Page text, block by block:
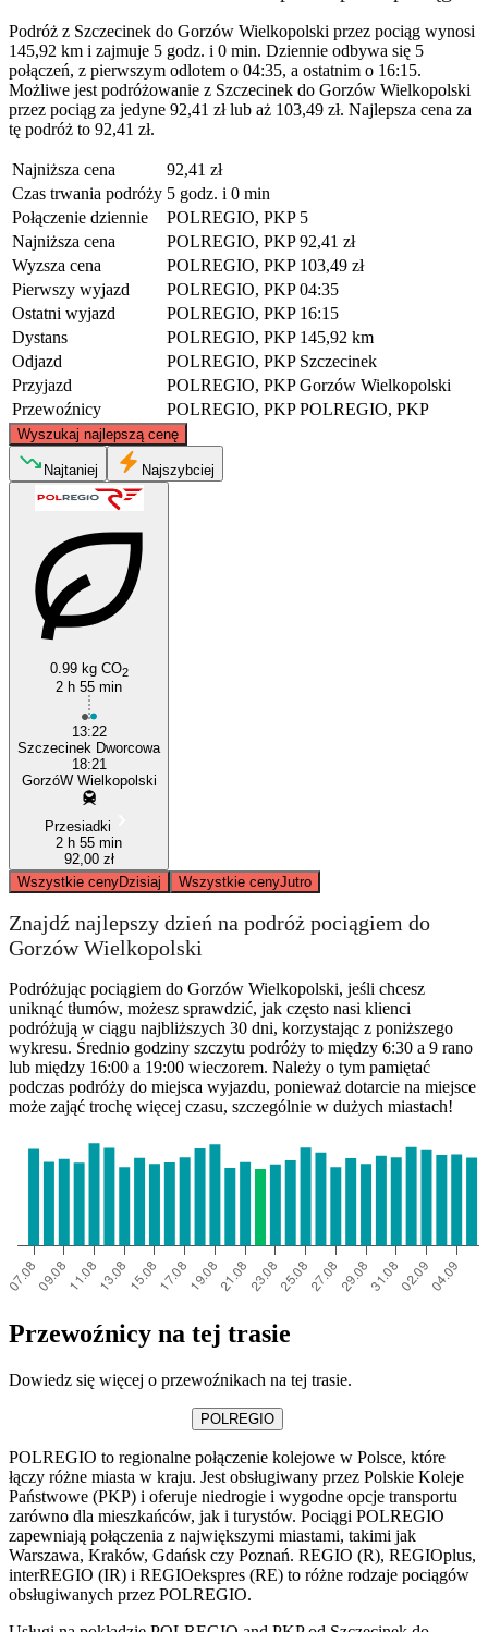
Podróż z Szczecinek do Gorzów Wielkopolski przez pociąg wynosi
145,92 km i zajmuje 5 godz. i 0 min. Dziennie odbywa się 5
połączeń, z pierwszym odlotem o 04:35, a ostatnim o 16:15.
Możliwe jest podróżowanie z Szczecinek do Gorzów Wielkopolski
przez pociąg za jedyne 92,41 zł lub aż 103,49 zł. Najlepsza cena za
tę podróż to 92,41 zł.
Najniższa cena
92,41 zł
Czas trwania podróży 5 godz. i 0 min
Połączenie dziennie
POLREGIO, PKP 5
Najniższa cena
POLREGIO, PKP 92,41 zł
Wyzsza cena
POLREGIO, PKP 103,49 zł
Pierwszy wyjazd
POLREGIO, PKP 04:35
Ostatni wyjazd
POLREGIO, PKP 16:15
Dystans
POLREGIO, PKP 145,92 km
Odjazd
POLREGIO, PKP Szczecinek
Przyjazd
POLREGIO, PKP Gorzów Wielkopolski
Przewoźnicy
POLREGIO, PKP POLREGIO, PKP
Wyszukaj najlepszą cenę
Gorzów Wielkopolski
© CARTO , ©OpenStreetMapcontributors
Najtaniej Najszybciej
0.99 kg CO2
2 h 55 min
13:22
Szczecinek Dworcowa
18:21
GorzóW Wielkopolski
Przesiadki
2 h 55 min
92,00 zł
Wszystkie cenyDzisiaj Wszystkie cenyJutro
Znajdź najlepszy dzień na podróż pociągiem do
Gorzów Wielkopolski
Podróżując pociągiem do Gorzów Wielkopolski, jeśli chcesz
uniknąć tłumów, możesz sprawdzić, jak często nasi klienci
podróżują w ciągu najbliższych 30 dni, korzystając z poniższego
wykresu. Średnio godziny szczytu podróży to między 6:30 a 9 rano
lub między 16:00 a 19:00 wieczorem. Należy o tym pamiętać
podczas podróży do miejsca wyjazdu, ponieważ dotarcie na miejsce
może zająć trochę więcej czasu, szczególnie w dużych miastach!
Przewoźnicy na tej trasie
Dowiedz się więcej o przewoźnikach na tej trasie.
POLREGIO
POLREGIO to regionalne połączenie kolejowe w Polsce, które
łączy różne miasta w kraju. Jest obsługiwany przez Polskie Koleje
Państwowe (PKP) i oferuje niedrogie i wygodne opcje transportu
zarówno dla mieszkańców, jak i turystów. Pociągi POLREGIO
zapewniają połączenia z największymi miastami, takimi jak
Warszawa, Kraków, Gdańsk czy Poznań. REGIO (R), REGIOplus,
interREGIO (IR) i REGIOekspres (RE) to różne rodzaje pociągów
obsługiwanych przez POLREGIO.